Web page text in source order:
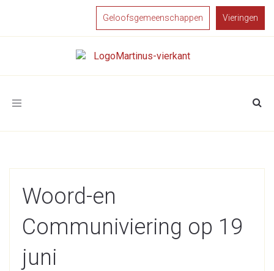
Geloofsgemeenschappen Vieringen
Toggle
Woord-en
Communiviering op 19
juni